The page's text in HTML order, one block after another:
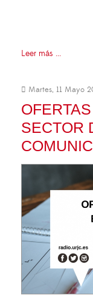
Leer más ...
Martes, 11 Mayo
SECTOR